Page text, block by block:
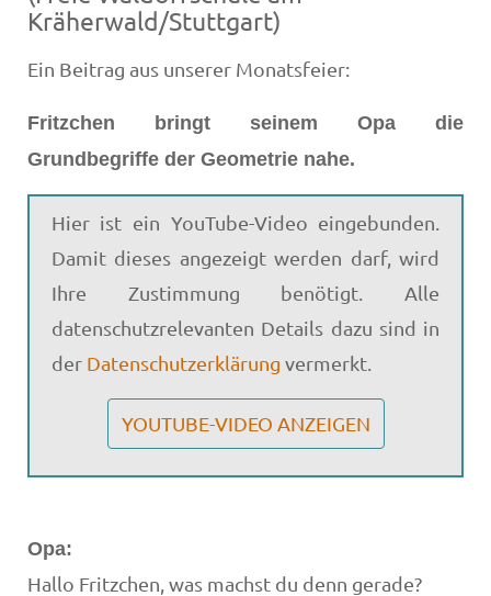
Kräherwald/Stuttgart)
Ein Beitrag aus unserer Monatsfeier:
Fritzchen bringt seinem Opa die
Grundbegriffe der Geometrie nahe.
Hier ist ein YouTube-Video eingebunden.
Damit dieses angezeigt werden darf, wird
Ihre Zustimmung benötigt. Alle
datenschutzrelevanten Details dazu sind in
der Datenschutzerklärung vermerkt.
YOUTUBE-VIDEO ANZEIGEN
Opa:
Hallo Fritzchen, was machst du denn gerade?